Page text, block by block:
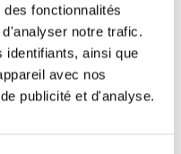
fonctionnalités
notre trafic.
identifiants, ainsi que
avec nos
publicité et d'analyse.